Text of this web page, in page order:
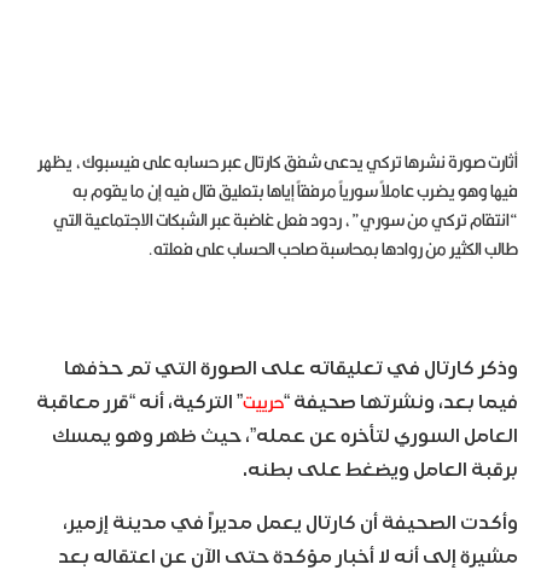
أثارت صورة نشرها تركي يدعى شفق كارتال عبر حسابه على فيسبوك، يظهر
فيها وهو يضرب عاملاً سورياً مرفقاً إياها بتعليق قال فيه إن ما يقوم به
“انتقام تركي من سوري”، ردود فعل غاضبة عبر الشبكات الاجتماعية التي
طالب الكثير من روادها بمحاسبة صاحب الحساب على فعلته.
وذكر كارتال في تعليقاته على الصورة التي تم حذفها
فيما بعد، ونشرتها صحيفة “حرييت” التركية، أنه “قرر معاقبة
العامل السوري لتأخره عن عمله”، حيث ظهر وهو يمسك
برقبة العامل ويضغط على بطنه.
وأكدت الصحيفة أن كارتال يعمل مديراً في مدينة إزمير،
مشيرة إلى أنه لا أخبار مؤكدة حتى الآن عن اعتقاله بعد